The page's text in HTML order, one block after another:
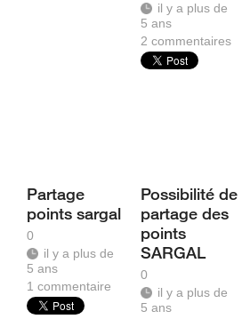
il y a plus de
5 ans
2commentaires
Partage
points sargal
0
il y a plus de
5 ans
1 commentaire
Possibilité de
partage des
points
SARGAL
0
il y a plus de
5 ans